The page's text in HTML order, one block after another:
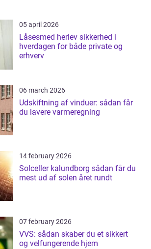
05 april 2026
Låsesmed herlev sikkerhed i
hverdagen for både private og
erhverv
06 march 2026
Udskiftning af vinduer: sådan får
du lavere varmeregning
14 february 2026
Solceller kalundborg sådan får du
mest ud af solen året rundt
07 february 2026
VVS: sådan skaber du et sikkert
og velfungerende hjem